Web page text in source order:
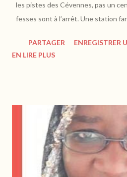
les pistes des Cévennes, pas un
fesses sont à l’arrêt. Une station
plutôt raté. L’auberge qu’il a
Laure n’a du Bonheur que le
comme un gant cette famille
sous tous rapports. https://
d'un grand-père de manière
se propose alors de se changer
petit séjour à la neige. Mais
PARTAGER
ENREGISTRER
EN LIRE PLUS